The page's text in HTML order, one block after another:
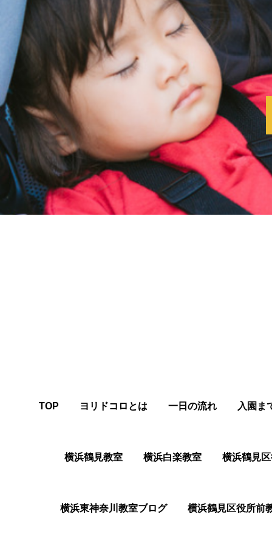
TOP ヨリドコロとは 一日の流れ 入園ま
横浜鶴見教室 横浜白楽教室 横浜鶴⾒
横浜東神奈川教室ブログ 横浜鶴⾒区役所前